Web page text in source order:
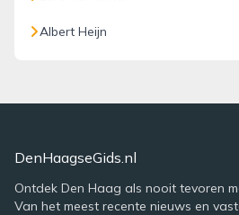
Albert Heijn
DenHaagseGids.nl
Ontdek Den Haag als nooit tevoren
Van het meest recente nieuws en